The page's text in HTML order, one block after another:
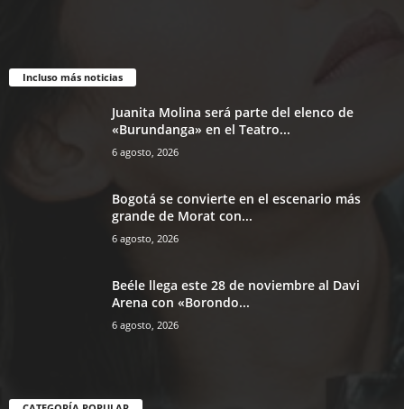
Incluso más noticias
Juanita Molina será parte del elenco de
«Burundanga» en el Teatro...
6 agosto, 2026
Bogotá se convierte en el escenario más
grande de Morat con...
6 agosto, 2026
Beéle llega este 28 de noviembre al Davi
Arena con «Borondo...
6 agosto, 2026